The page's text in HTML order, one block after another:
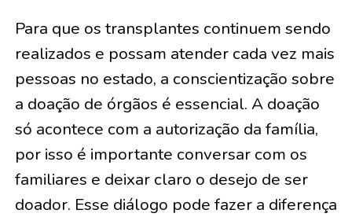
Para que os transplantes continuem sendo
realizados e possam atender cada vez mais
pessoas no estado, a conscientização sobre
a doação de órgãos é essencial. A doação
só acontece com a autorização da família,
por isso é importante conversar com os
familiares e deixar claro o desejo de ser
doador. Esse diálogo pode fazer a diferença